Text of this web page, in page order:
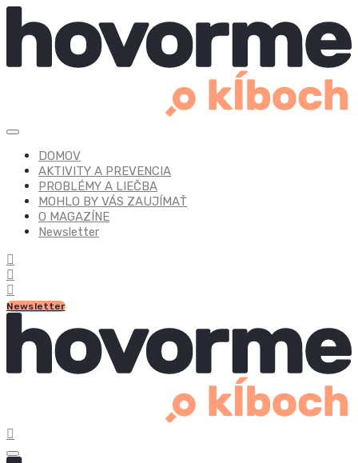
DOMOV
AKTIVITY A PREVENCIA
PROBLÉMY A LIEČBA
MOHLO BY VÁS ZAUJÍMAŤ
O MAGAZÍNE
Newsletter
Newsletter